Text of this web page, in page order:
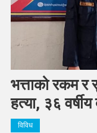
भत्ताको रकम र
हत्या, ३६
विविध